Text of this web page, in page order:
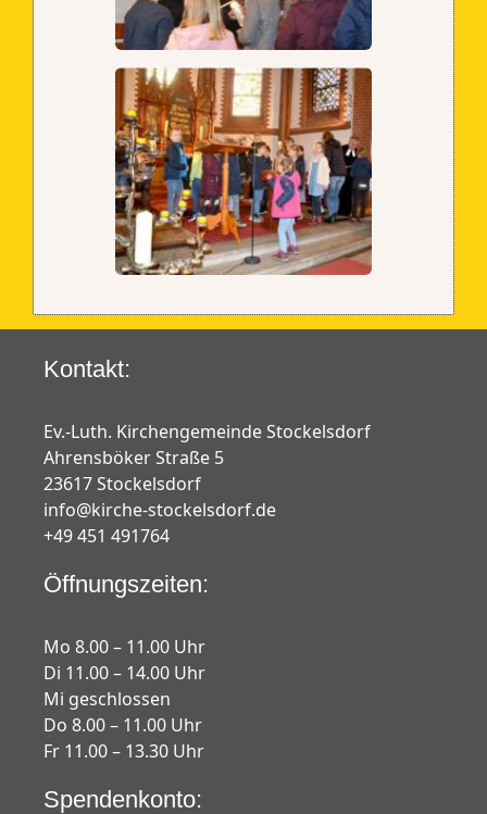
Kontakt:
Ev.-Luth. Kirchengemeinde Stockelsdorf
Ahrensböker Straße 5
23617 Stockelsdorf
info@kirche-stockelsdorf.de
+49 451 491764
Öffnungszeiten:
Mo 8.00 – 11.00 Uhr
Di 11.00 – 14.00 Uhr
Mi geschlossen
Do 8.00 – 11.00 Uhr
Fr 11.00 – 13.30 Uhr
Spendenkonto: